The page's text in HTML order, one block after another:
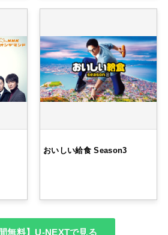
おいしい給食 Season3
間無料】U-NEXTで見る